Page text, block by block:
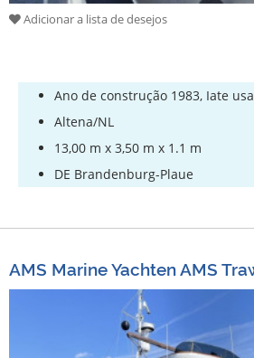
Adicionar a lista de desejos
Ano de construção 1983, Iate
Altena/NL
13,00 m x 3,50 m x 1.1 m
DE Brandenburg-Plaue
AMS Marine Yachten AMS